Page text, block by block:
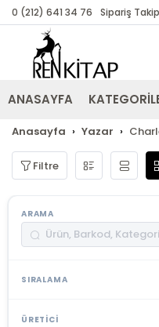
0 (212) 641 34 76 Sipariş Takip
ANASAYFA
Anasayfa Yazar
Filtre
ARAMA
SIRALAMA
ÜRETICI